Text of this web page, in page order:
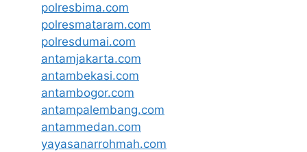
polresbima.com
polresmataram.com
polresdumai.com
antamjakarta.com
antambekasi.com
antambogor.com
antampalembang.com
antammedan.com
yayasanarrohmah.com